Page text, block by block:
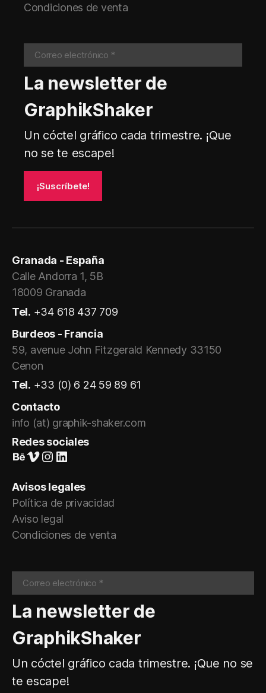
Condiciones de venta
La newsletter de
GraphikShaker
Un cóctel gráfico cada trimestre. ¡Que
no se te escape!
Granada - España
Calle Andorra 1, 5B
18009 Granada
Tel. +34 618 437 709
Burdeos - Francia
59, avenue John Fitzgerald Kennedy 33150
Cenon
Tel. +33 (0) 6 24 59 89 61
Contacto
info (at) graphik-shaker.com
Redes sociales
Suivez-nous sur Behance
Vimeo
Instagram
LinkedIn
Avisos legales
Política de privacidad
Aviso legal
Condiciones de venta
La newsletter de
GraphikShaker
Un cóctel gráfico cada trimestre. ¡Que no se
te escape!